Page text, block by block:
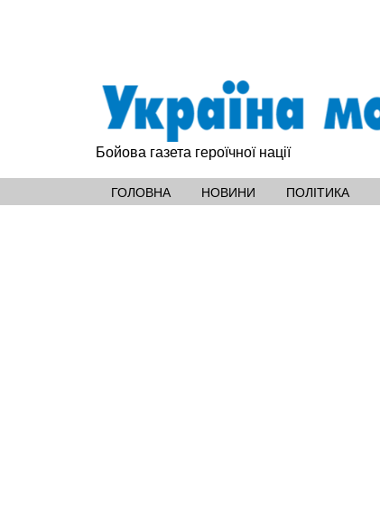
Бойова газета героїчної нації
ГОЛОВНА НОВИНИ ПОЛІТИКА